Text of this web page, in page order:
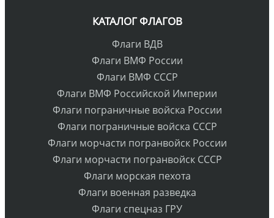
КАТАЛОГ ФЛАГОВ
Флаги ВДВ
Флаги ВМФ России
Флаги ВМФ СССР
Флаги ВМФ Российской Империи
Флаги пограничные войска России
Флаги пограничные войска СССР
Флаги морчасти погранвойск России
Флаги морчасти погранвойск СССР
Флаги морская пехота
Флаги военная разведка
Флаги спецназ ГРУ